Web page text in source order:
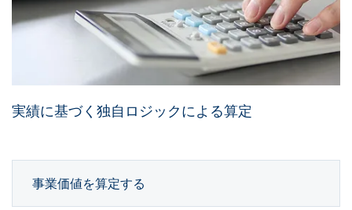
実績に基づく独自ロジックによる算定
事業価値を算定する